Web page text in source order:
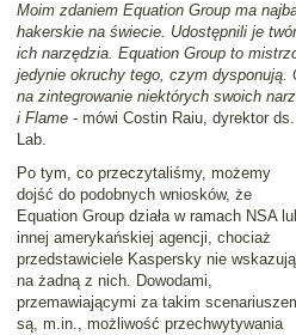
Moim zdaniem Equation Group ma
hakerskie na świecie. Udostępnili je
ich narzędzia. Equation Group to
jedynie okruchy tego, czym dysponują.
na zintegrowanie niektórych swoich
i Flame - mówi Costin Raiu, dyrektor
Lab.
Po tym, co przeczytaliśmy, możemy
dojść do podobnych wniosków, że
Equation Group działa w ramach NSA
innej amerykańskiej agencji, chociaż
przedstawiciele Kaspersky nie wskazują
na żadną z nich. Dowodami,
przemawiającymi za takim
są, m.in., możliwość przechwytywania